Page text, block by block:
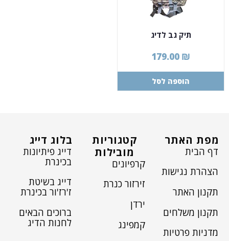
תיק גב לדיג
179.00 ₪
הוספה לסל
מפת האתר
דף הבית
הצהרת נגישות
תקנון האתר
תקנון משלחים
מדניות פרטיות
קטגוריות
מובילות
קרפיונים
זירזור כנרת
ירדן
קמפינג
בלוג דייג
דייג פיתיונות
בכינרת
דייג בשיטת
ז'רז'ור בכינרת
ברוכים הבאים
לחנות הדיג